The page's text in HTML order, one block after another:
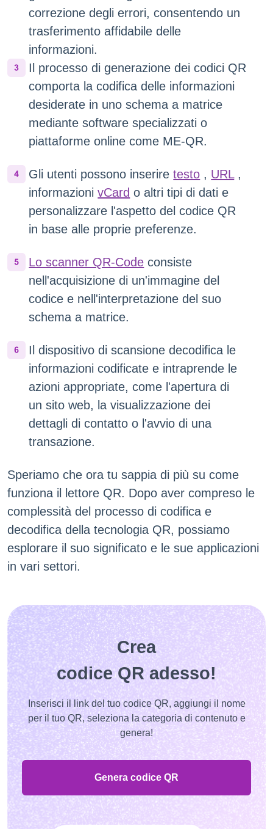
correzione degli errori, consentendo un
trasferimento affidabile delle
informazioni.
Il processo di generazione dei codici QR
comporta la codifica delle informazioni
desiderate in uno schema a matrice
mediante software specializzati o
piattaforme online come ME-QR.
Gli utenti possono inseriretesto , URL,
informazionivCard o altri tipi di dati e
personalizzare l'aspetto del codice QR
in base alle proprie preferenze.
Lo scanner QR-Code consiste
nell'acquisizione di un'immagine del
codice e nell'interpretazione del suo
schema a matrice.
Il dispositivo di scansione decodifica le
informazioni codificate e intraprende le
azioni appropriate, come l'apertura di
un sito web, la visualizzazione dei
dettagli di contatto o l'avvio di una
transazione.
Speriamo che ora tu sappia di più su come
funziona il lettore QR. Dopo aver compreso le
complessità del processo di codifica e
decodifica della tecnologia QR, possiamo
esplorare il suo significato e le sue applicazioni
in vari settori.
Crea
codice QR adesso!
Inserisci il link del tuo codice QR, aggiungi il nome
per il tuo QR, seleziona la categoria di contenuto e
genera!
Genera codice QR